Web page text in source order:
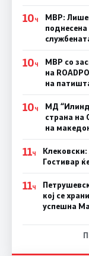
10Ч
МВР:
поднесена
10Ч
МВР со
на
на
10Ч
МД
страна на
на
11Ч
Гостивар
11Ч
кој се
успешна